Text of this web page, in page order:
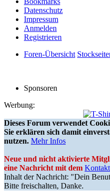
Datenschutz
Impressum
Anmelden
Registrieren
Foren-Übersicht
Sponsoren
Werbung:
Dieses Forum verwendet
Sie erklären sich damit
nutzen. Mehr Infos
Neue und nicht aktivierte
eine Nachricht mit dem
Inhalt der Nachricht: "Dein
Bitte freischalten, Danke.